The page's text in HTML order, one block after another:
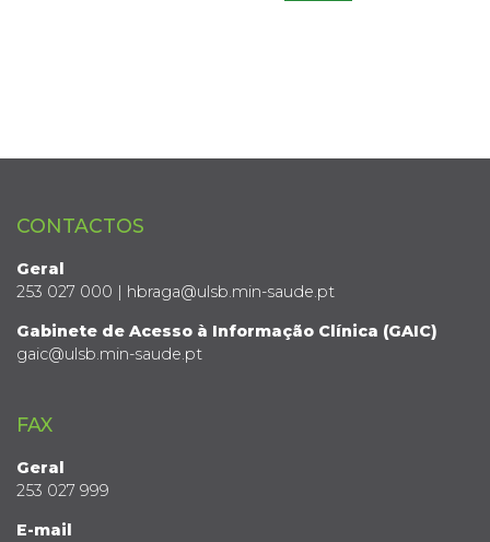
CONTACTOS
Geral
253 027 000 | hbraga@ulsb.min-saude.pt
Gabinete de Acesso à Informação Clínica (GAIC)
gaic@ulsb.min-saude.pt
FAX
Geral
253 027 999
E-mail